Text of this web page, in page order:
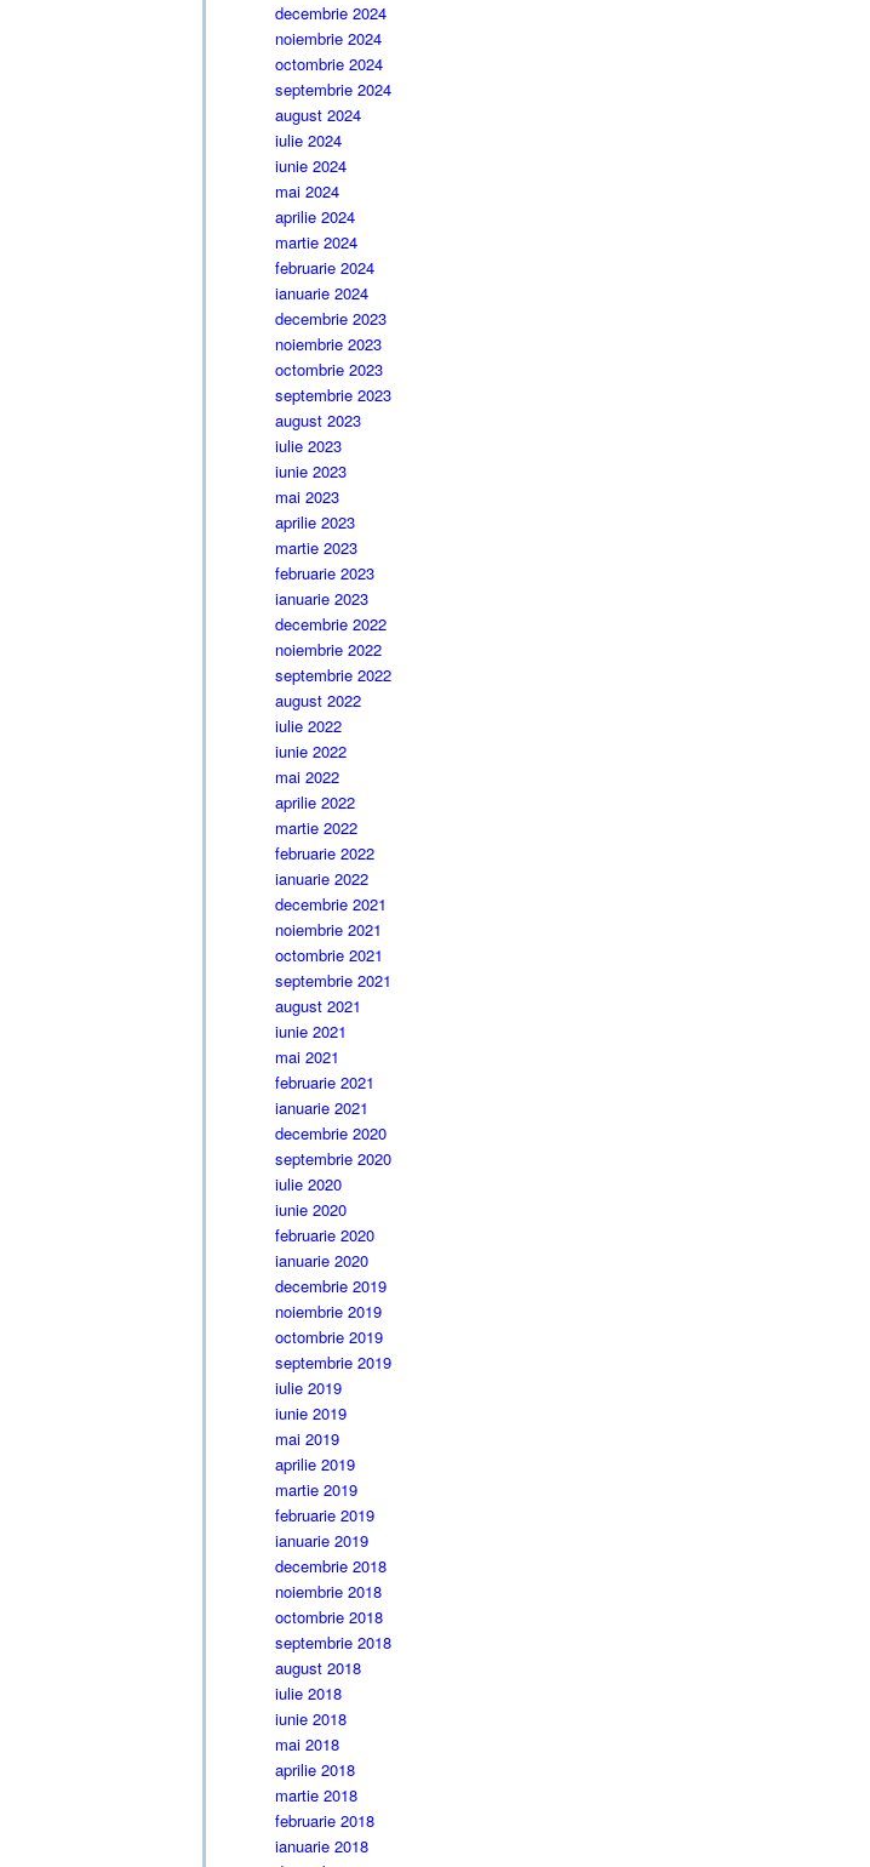
decembrie 2024
noiembrie 2024
octombrie 2024
septembrie 2024
august 2024
iulie 2024
iunie 2024
mai 2024
aprilie 2024
martie 2024
februarie 2024
ianuarie 2024
decembrie 2023
noiembrie 2023
octombrie 2023
septembrie 2023
august 2023
iulie 2023
iunie 2023
mai 2023
aprilie 2023
martie 2023
februarie 2023
ianuarie 2023
decembrie 2022
noiembrie 2022
septembrie 2022
august 2022
iulie 2022
iunie 2022
mai 2022
aprilie 2022
martie 2022
februarie 2022
ianuarie 2022
decembrie 2021
noiembrie 2021
octombrie 2021
septembrie 2021
august 2021
iunie 2021
mai 2021
februarie 2021
ianuarie 2021
decembrie 2020
septembrie 2020
iulie 2020
iunie 2020
februarie 2020
ianuarie 2020
decembrie 2019
noiembrie 2019
octombrie 2019
septembrie 2019
iulie 2019
iunie 2019
mai 2019
aprilie 2019
martie 2019
februarie 2019
ianuarie 2019
decembrie 2018
noiembrie 2018
octombrie 2018
septembrie 2018
august 2018
iulie 2018
iunie 2018
mai 2018
aprilie 2018
martie 2018
februarie 2018
ianuarie 2018